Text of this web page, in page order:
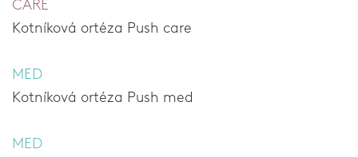
CARE
Kotníková ortéza Push care
MED
Kotníková ortéza Push med
MED